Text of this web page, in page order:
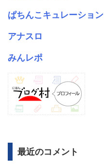
ぱちんこキュレーション
アナスロ
みんレポ
最近のコメント